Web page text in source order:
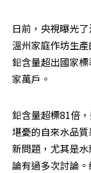
日前，央視曝光
溫州家庭作坊生
鉛含量超出國家
家萬戶。
鉛含量超標81倍
堪憂的自來水品
新問題，尤其是
論有過多次討論